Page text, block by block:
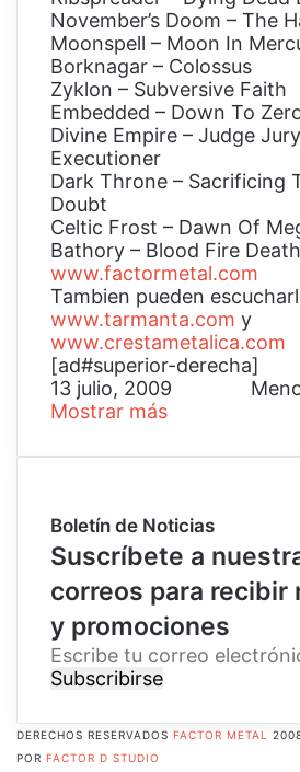
November’s Doom – The
Moonspell – Moon In
Borknagar – Colossus
Zyklon – Subversive Faith
Embedded – Down To
Divine Empire – Judge
Executioner
Dark Throne – Sacrificing
Doubt
Celtic Frost – Dawn Of
Bathory – Blood Fire Death
www.factormetal.com
Tambien pueden
www.tarmanta.com y
www.crestametalica.com
[ad#superior-derecha]
13 julio, 2009
Mostrar más
Boletín de Noticias
Suscríbete a
correos para recibir
y promociones
E
s
r
i
DERECHOS RESERVADOS FACTOR METAL
POR FACTOR D STUDIO